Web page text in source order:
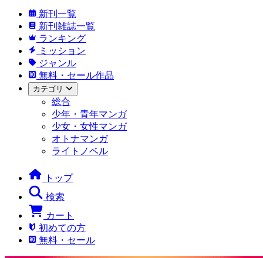
新刊一覧
新刊雑誌一覧
ランキング
ミッション
ジャンル
無料・セール作品
カテゴリ
総合
少年・青年マンガ
少女・女性マンガ
オトナマンガ
ライトノベル
トップ
検索
カート
初めての方
無料・セール